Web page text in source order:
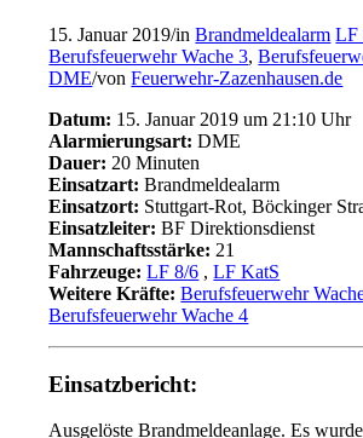
15. Januar 2019/inBrandmeldealarm LF
Berufsfeuerwehr Wache 3,
DME/vonFeuerwehr-Zazenhausen.de
Datum: 15. Januar 2019 um 21:10 Uhr
Alarmierungsart: DME
Dauer: 20 Minuten
Einsatzart: Brandmeldealarm
Einsatzort: Stuttgart-Rot, Böckinger
Einsatzleiter: BF Direktionsdienst
Mannschaftsstärke: 21
Fahrzeuge: LF 8/6 ,LF KatS
Weitere Kräfte: Berufsfeuerwehr
Berufsfeuerwehr Wache 4
Einsatzbericht:
Ausgelöste Brandmeldeanlage. Es